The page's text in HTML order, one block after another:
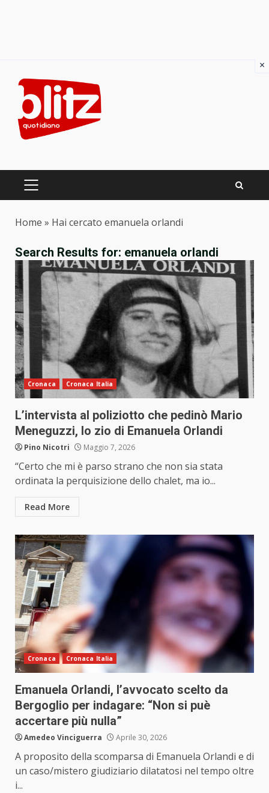
content
PRIMARY
Home » Hai cercato emanuela orlandi
Search Results for: emanuela orlandi
Cronaca Cronaca Italia
L’intervista al poliziotto che pedinò Mario
Meneguzzi, lo zio di Emanuela Orlandi
Pino Nicotri Maggio 7, 2026
“Certo che mi è parso strano che non sia stata
ordinata la perquisizione dello chalet, ma io...
Read More
Cronaca Cronaca Italia
Emanuela Orlandi, l’avvocato scelto da
Bergoglio per indagare: “Non si puè
accertare più nulla”
Amedeo Vinciguerra Aprile 30, 2026
A proposito della scomparsa di Emanuela Orlandi e di
un caso/mistero giudiziario dilatatosi nel tempo oltre
i...
×